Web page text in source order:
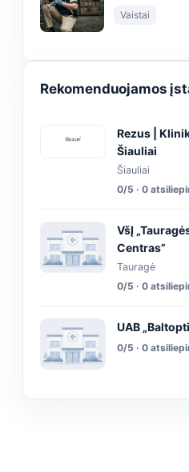
Vaistai
Rekomenduojamos
Rezus |
Šiauliai
Šiauliai
0/5 · 0
VšĮ
Centras”
Tauragė
0/5 · 0
UAB
0/5 · 0